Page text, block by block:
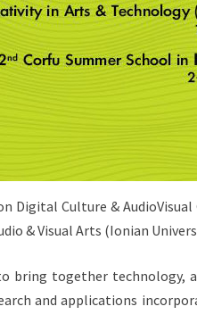
Digital Culture &
& Visual Arts (Ionian
bring together technology,
and applications